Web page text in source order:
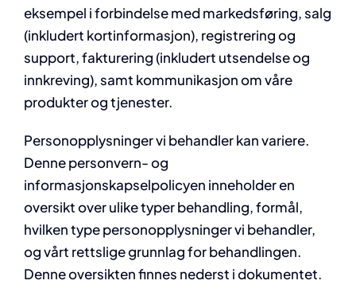
eksempel i forbindelse med markedsføring, salg
(inkludert kortinformasjon), registrering og
support, fakturering (inkludert utsendelse og
innkreving), samt kommunikasjon om våre
produkter og tjenester.
Personopplysninger vi behandler kan variere.
Denne personvern- og
informasjonskapselpolicyen inneholder en
oversikt over ulike typer behandling, formål,
hvilken type personopplysninger vi behandler,
og vårt rettslige grunnlag for behandlingen.
Denne oversikten finnes nederst i dokumentet.